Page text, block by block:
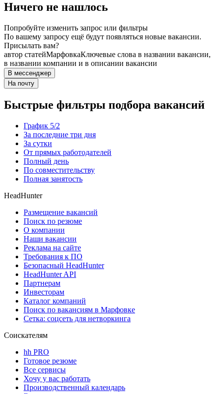
Ничего не нашлось
Попробуйте изменить запрос или фильтры
По вашему запросу ещё будут появляться новые вакансии.
Присылать вам?
автор статейМарфовкаКлючевые слова в названии вакансии,
в названии компании и в описании вакансии
В мессенджер
На почту
Быстрые фильтры подбора вакансий
График 5/2
За последние три дня
За сутки
От прямых работодателей
Полный день
По совместительству
Полная занятость
HeadHunter
Размещение вакансий
Поиск по резюме
О компании
Наши вакансии
Реклама на сайте
Требования к ПО
Безопасный HeadHunter
HeadHunter API
Партнерам
Инвесторам
Каталог компаний
Поиск по вакансиям в Марфовке
Сетка: соцсеть для нетворкинга
Соискателям
hh PRO
Готовое резюме
Все сервисы
Хочу у вас работать
Производственный календарь